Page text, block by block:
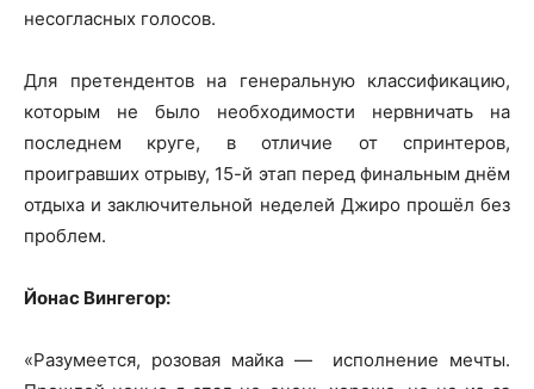
несогласных голосов.
Для претендентов на генеральную классификацию,
которым не было необходимости нервничать на
последнем круге, в отличие от спринтеров,
проигравших отрыву, 15-й этап перед финальным днём
отдыха и заключительной неделей Джиро прошёл без
проблем.
Йонас Вингегор:
«Разумеется, розовая майка — исполнение мечты.